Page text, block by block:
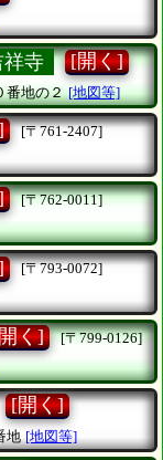
祥寺 [開く]
番地の２ [地図等]
[〒761-2407]
[〒762-0011]
[〒793-0072]
く]
[〒799-0126]
[開く]
地 [地図等]